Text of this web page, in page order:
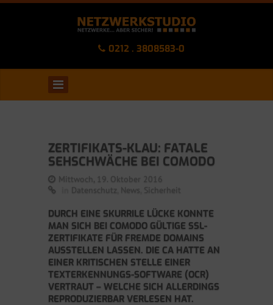
0212 . 3808583-0
ZERTIFIKATS-KLAU: FATALE
SEHSCHWÄCHE BEI COMODO
Mittwoch, 19. Oktober 2016
Datenschutz News Sicherheit
DURCH EINE SKURRILE LÜCKE KONNTE
MAN SICH BEI COMODO GÜLTIGE SSL-
ZERTIFIKATE FÜR FREMDE DOMAINS
AUSSTELLEN LASSEN. DIE CA HATTE AN
EINER KRITISCHEN STELLE EINER
TEXTERKENNUNGS-SOFTWARE (OCR)
VERTRAUT – WELCHE SICH ALLERDINGS
REPRODUZIERBAR VERLESEN HAT.